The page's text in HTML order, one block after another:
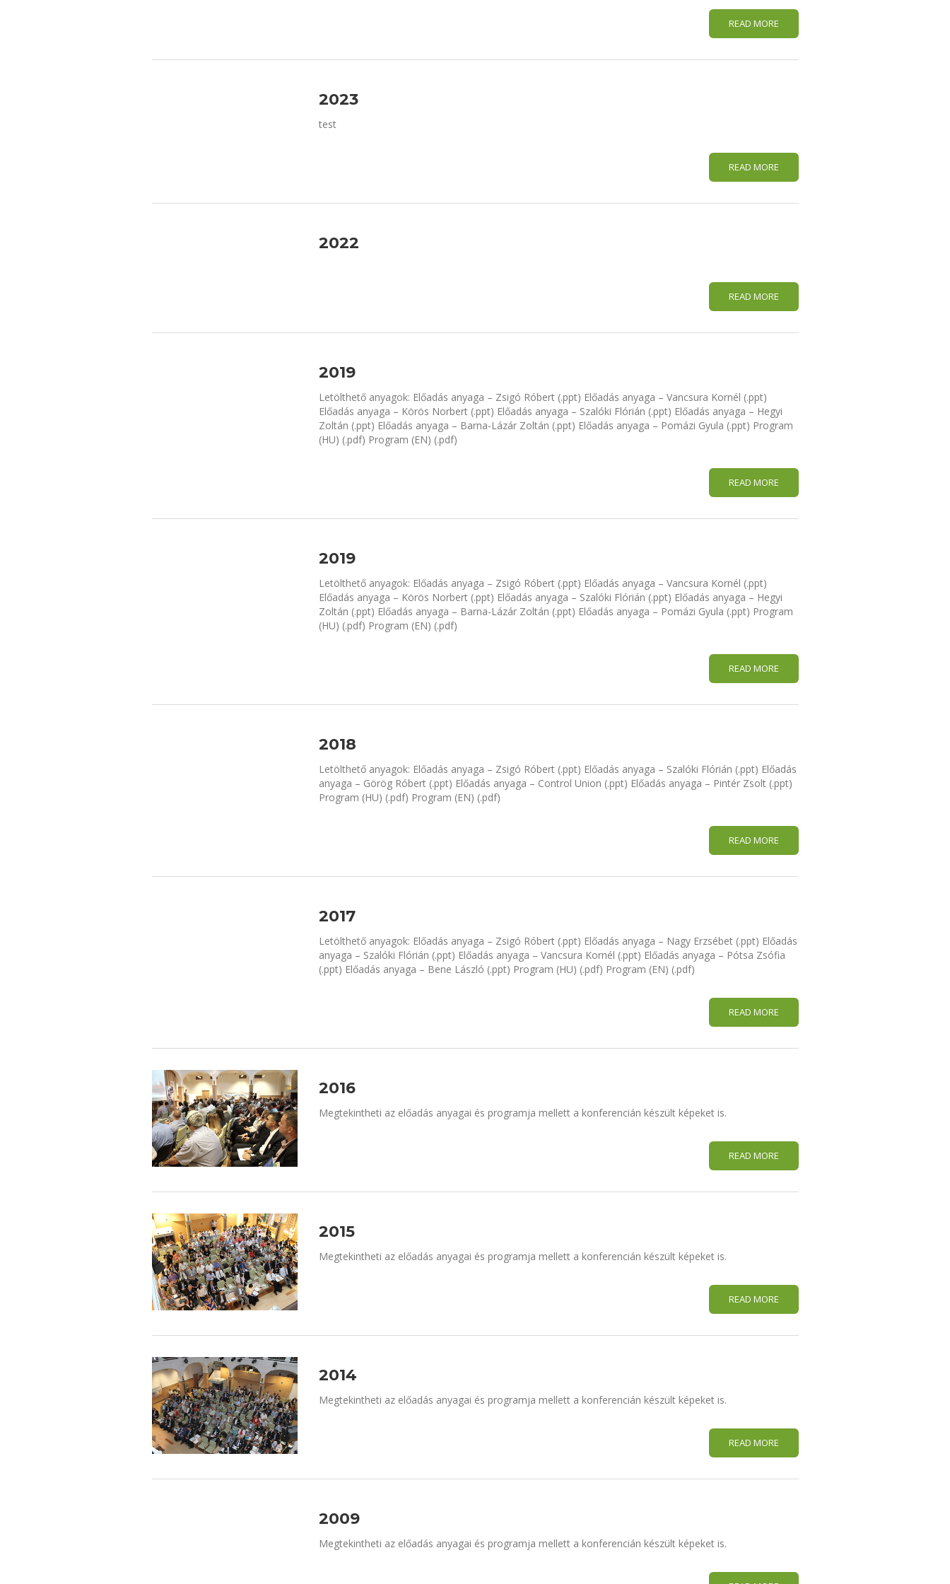
READ MORE
2023
test
READ MORE
2022
READ MORE
2019
Letölthető anyagok: Előadás anyaga – Zsigó Róbert (.ppt) Előadás anyaga – Vancsura Kornél (.ppt)
Előadás anyaga – Körös Norbert (.ppt) Előadás anyaga – Szalóki Flórián (.ppt) Előadás anyaga – Hegyi
Zoltán (.ppt) Előadás anyaga – Barna-Lázár Zoltán (.ppt) Előadás anyaga – Pomázi Gyula (.ppt) Program
(HU) (.pdf) Program (EN) (.pdf)
READ MORE
2019
Letölthető anyagok: Előadás anyaga – Zsigó Róbert (.ppt) Előadás anyaga – Vancsura Kornél (.ppt)
Előadás anyaga – Körös Norbert (.ppt) Előadás anyaga – Szalóki Flórián (.ppt) Előadás anyaga – Hegyi
Zoltán (.ppt) Előadás anyaga – Barna-Lázár Zoltán (.ppt) Előadás anyaga – Pomázi Gyula (.ppt) Program
(HU) (.pdf) Program (EN) (.pdf)
READ MORE
2018
Letölthető anyagok: Előadás anyaga – Zsigó Róbert (.ppt) Előadás anyaga – Szalóki Flórián (.ppt) Előadás
anyaga – Görög Róbert (.ppt) Előadás anyaga – Control Union (.ppt) Előadás anyaga – Pintér Zsolt (.ppt)
Program (HU) (.pdf) Program (EN) (.pdf)
READ MORE
2017
Letölthető anyagok: Előadás anyaga – Zsigó Róbert (.ppt) Előadás anyaga – Nagy Erzsébet (.ppt) Előadás
anyaga – Szalóki Flórián (.ppt) Előadás anyaga – Vancsura Kornél (.ppt) Előadás anyaga – Pótsa Zsófia
(.ppt) Előadás anyaga – Bene László (.ppt) Program (HU) (.pdf) Program (EN) (.pdf)
READ MORE
2016
Megtekintheti az előadás anyagai és programja mellett a konferencián készült képeket is.
READ MORE
2015
Megtekintheti az előadás anyagai és programja mellett a konferencián készült képeket is.
READ MORE
2014
Megtekintheti az előadás anyagai és programja mellett a konferencián készült képeket is.
READ MORE
2009
Megtekintheti az előadás anyagai és programja mellett a konferencián készült képeket is.